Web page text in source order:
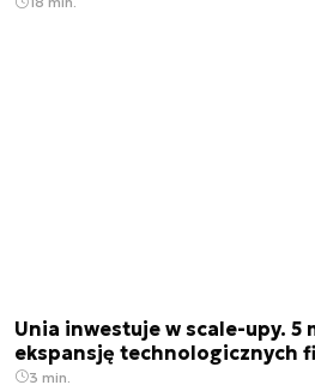
Unia inwestuje w scale-upy. 5
ekspansję technologicznych
3 min.